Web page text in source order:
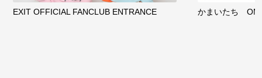
EXIT OFFICIAL FANCLUB ENTRANCE かまいたち